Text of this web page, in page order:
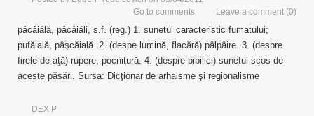
Leave a comment (0)
Go to comments
pâcâiálă, pâcâiáli, s.f. (reg.) 1. sunetul caracteristic fumatului;
pufăială, pâşcăială. 2. (despe lumină, flacără) pâlpâire. 3. (despre
firele de aţă) rupere, pocnitură. 4. (despre bibilici) sunetul scos de
aceste păsări. Sursa: Dicţionar de arhaisme şi regionalisme
DEX P